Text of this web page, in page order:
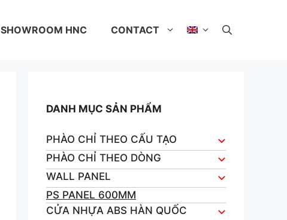
SHOWROOM HNC CONTACT
DANH MỤC SẢN PHẨM
PHÀO CHỈ THEO CẤU TẠO
PHÀO CHỈ THEO DÒNG
WALL PANEL
PS PANEL 600MM
CỬA NHỰA ABS HÀN QUỐC